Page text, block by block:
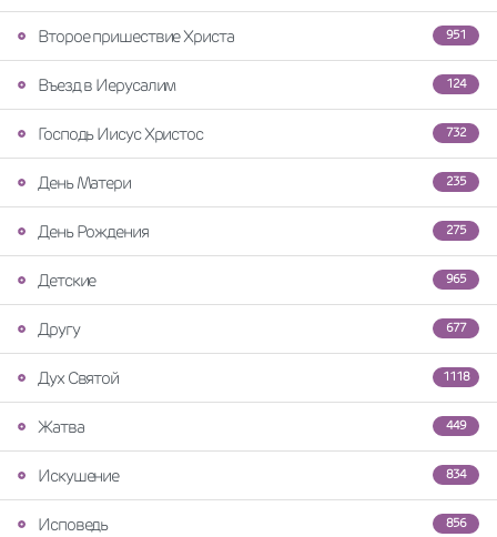
951
Второе пришествие Христа
124
Въезд в Иерусалим
732
Господь Иисус Христос
235
День Матери
275
День Рождения
965
Детские
677
Другу
1118
Дух Святой
449
Жатва
834
Искушение
856
Исповедь